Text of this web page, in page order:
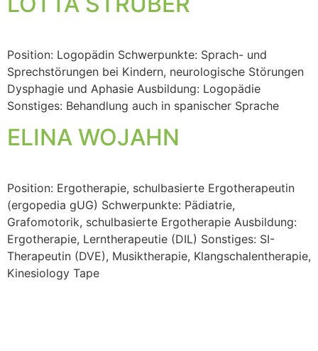
Position: Logopädin Schwerpunkte: Sprach- und
Sprechstörungen bei Kindern, neurologische Störungen
Dysphagie und Aphasie Ausbildung: Logopädie
Sonstiges: Behandlung auch in spanischer Sprache
ELINA WOJAHN
Position: Ergotherapie, schulbasierte Ergotherapeutin
(ergopedia gUG) Schwerpunkte: Pädiatrie,
Grafomotorik, schulbasierte Ergotherapie Ausbildung:
Ergotherapie, Lerntherapeutie (DIL) Sonstiges: SI-
Therapeutin (DVE), Musiktherapie, Klangschalentherapie,
Kinesiology Tape